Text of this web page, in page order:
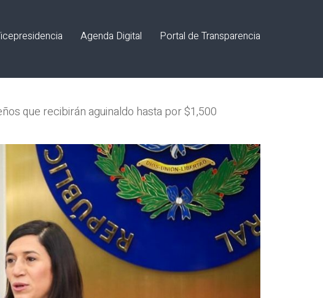
Agenda Digital Portal de Transparencia
que recibirán aguinaldo hasta por $1,500